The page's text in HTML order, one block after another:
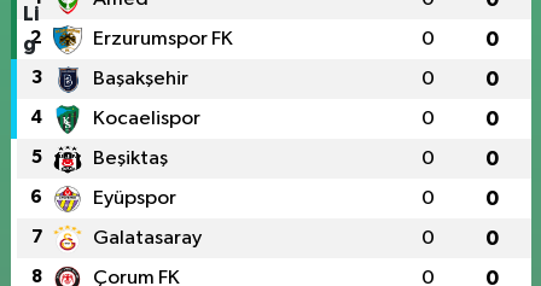
2 Erzurumspor FK 0 0
3 Başakşehir 0 0
4 Kocaelispor 0 0
5 Beşiktaş 0 0
6 Eyüpspor 0 0
7 Galatasaray 0 0
8 Çorum FK 0 0